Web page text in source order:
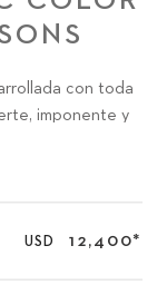
con toda
imponente y
USD 12,400*